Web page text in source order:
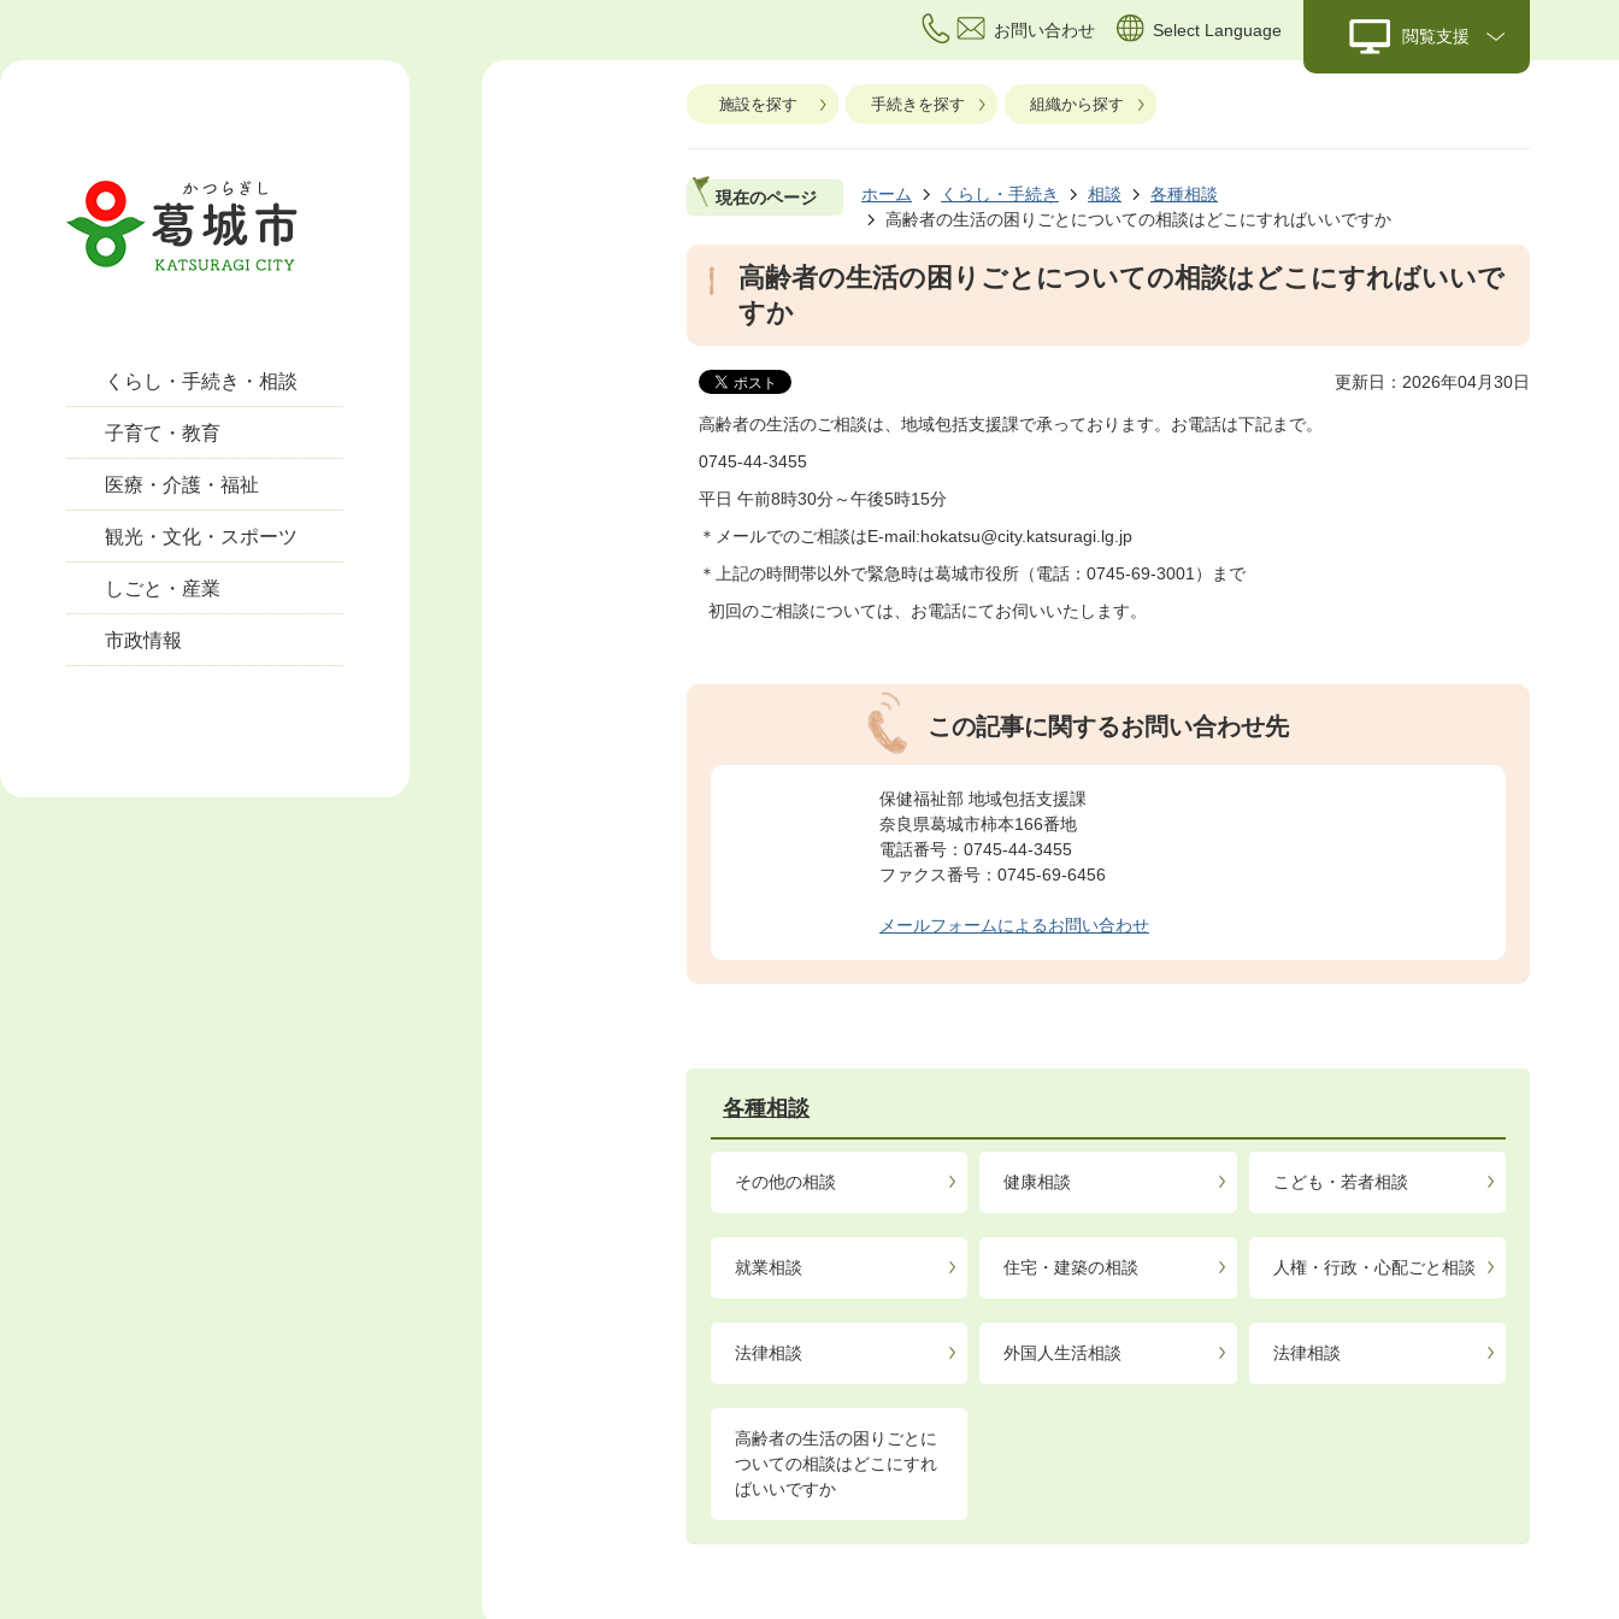
お問い合わせ Select Language 閲覧支援
くらし・手続き・相談
子育て・教育
医療・介護・福祉
観光・文化・スポーツ
しごと・産業
市政情報
施設を探す 手続きを探す 組織から探す
現在のページ ホーム くらし・手続き 相談
各種相談
高齢者の生活の困りごとについての相談はどこにすればいいですか
高齢者の生活の困りごとについての相談はどこにすればいいで
すか
更新日：2026年04月30日
高齢者の生活のご相談は、地域包括支援課で承っております。お電話は下記まで。
0745-44-3455
平日 午前8時30分～午後5時15分
＊メールでのご相談はE-mail:hokatsu@city.katsuragi.lg.jp
＊上記の時間帯以外で緊急時は葛城市役所（電話：0745-69-3001）まで
初回のご相談については、お電話にてお伺いいたします。
この記事に関するお問い合わせ先
保健福祉部 地域包括支援課
奈良県葛城市柿本166番地
電話番号：0745-44-3455
ファクス番号：0745-69-6456
メールフォームによるお問い合わせ
各種相談
その他の相談 健康相談 こども・若者相談
就業相談 住宅・建築の相談 人権・行政・心配ごと相談
法律相談 外国人生活相談 法律相談
高齢者の生活の困りごとに
ついての相談はどこにすれ
ばいいですか